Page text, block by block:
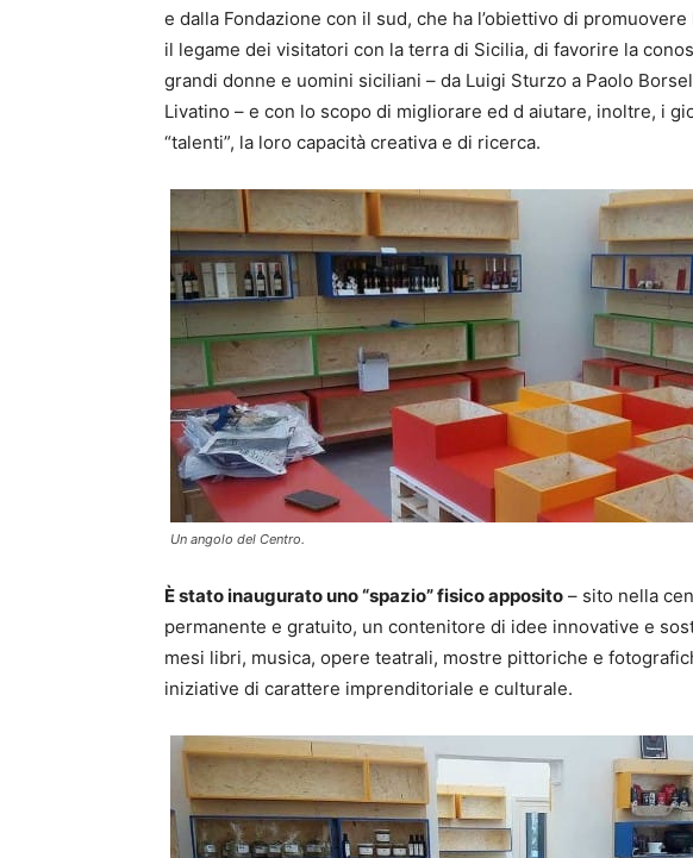
e dalla Fondazione con il sud, che ha l’obiettivo di
il legame dei visitatori con la terra di Sicilia, di favorire la
grandi donne e uomini siciliani – da Luigi Sturzo a Paolo
Livatino – e con lo scopo di migliorare ed d aiutare, inoltre, i
“talenti”, la loro capacità creativa e di ricerca.
Un angolo del Centro.
È stato inaugurato uno “spazio” fisico apposito – sito nella
permanente e gratuito, un contenitore di idee innovative e
mesi libri, musica, opere teatrali, mostre pittoriche e
iniziative di carattere imprenditoriale e culturale.